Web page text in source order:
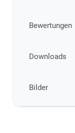
Bewertungen
Downloads
Bilder